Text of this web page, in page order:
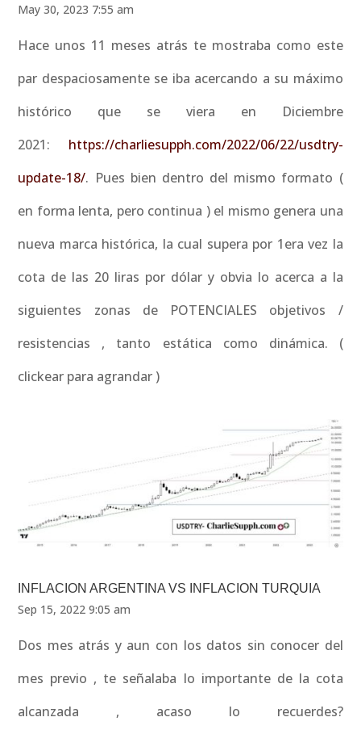
May 30, 2023 7:55 am
Hace unos 11 meses atrás te mostraba como este
par despaciosamente se iba acercando a su máximo
histórico que se viera en Diciembre
2021: https://charliesupph.com/2022/06/22/usdtry-
update-18/. Pues bien dentro del mismo formato (
en forma lenta, pero continua ) el mismo genera una
nueva marca histórica, la cual supera por 1era vez la
cota de las 20 liras por dólar y obvia lo acerca a la
siguientes zonas de POTENCIALES objetivos /
resistencias , tanto estática como dinámica. (
clickear para agrandar )
INFLACION ARGENTINA VS INFLACION TURQUIA
Sep 15, 2022 9:05 am
Dos mes atrás y aun con los datos sin conocer del
mes previo , te señalaba lo importante de la cota
alcanzada , acaso lo recuerdes?